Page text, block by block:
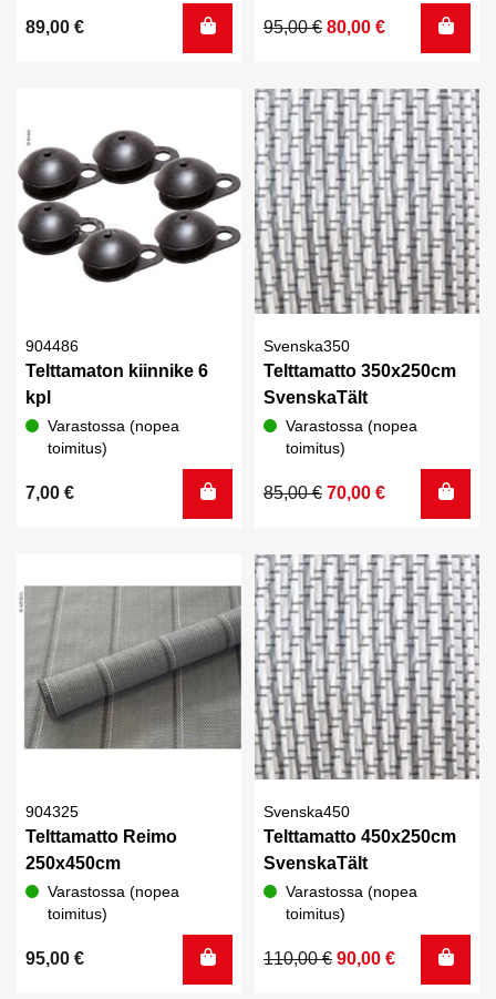
89,00 € 95,00€
Alkuperäinen
95,00 €.
80,00 €
Nykyinen
80,00 €.
904486
Telttamaton kiinnike 6
kpl
Varastossa (nopea
toimitus)
7,00 €
Svenska350
Telttamatto 350x250cm
SvenskaTält
Varastossa (nopea
toimitus)
85,00€
Alkuperäinen
85,00 €.
70,00 €
Nykyinen
70,00 €.
904325
Telttamatto Reimo
250x450cm
Varastossa (nopea
toimitus)
95,00 €
Svenska450
Telttamatto 450x250cm
SvenskaTält
Varastossa (nopea
toimitus)
110,00€
Alkuperäinen
90,00 €
Nykyinen